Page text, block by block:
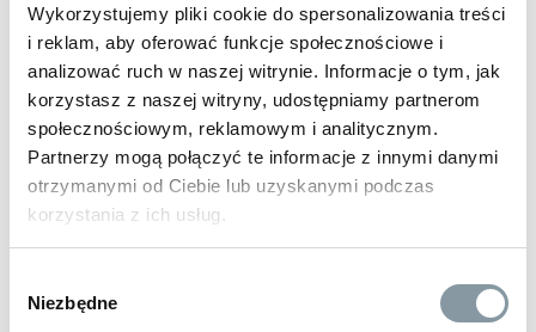
Wykorzystujemy pliki cookie do spersonalizowania treści
i reklam, aby oferować funkcje społecznościowe i
analizować ruch w naszej witrynie. Informacje o tym, jak
korzystasz z naszej witryny, udostępniamy partnerom
społecznościowym, reklamowym i analitycznym.
Partnerzy mogą połączyć te informacje z innymi danymi
otrzymanymi od Ciebie lub uzyskanymi podczas
korzystania z ich usług.
zgody
Niezbędne
dekolt wykończony dzianiną ściągaczową 1:1
taśma wzmacniająca na ramionach
Metka:satynowa
Gramatura: 160 g
gramatura:160
pokaż więcej »
PRODUKTY POWIĄZANE